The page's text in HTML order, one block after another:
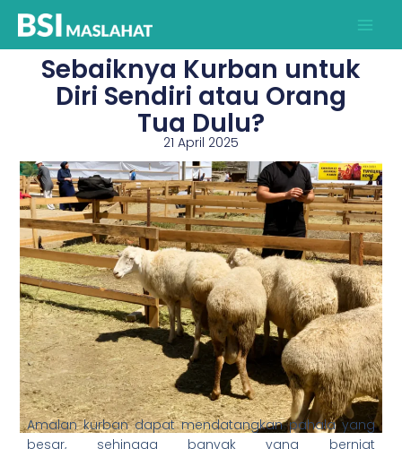
Lewati
Sebaiknya Kurban untuk
Diri Sendiri atau Orang
Tua Dulu?
21 April 2025
Amalan kurban dapat mendatangkan pahala yang
besar, sehingga banyak yang berniat